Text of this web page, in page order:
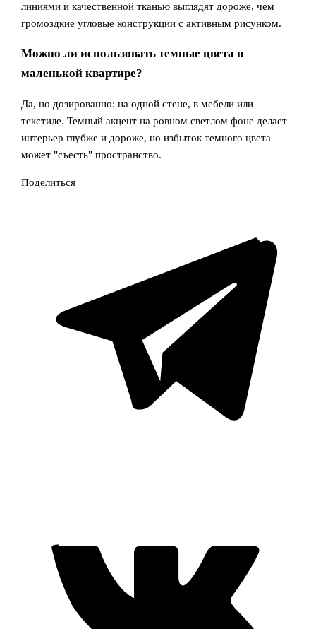
линиями и качественной тканью выглядят дороже, чем
громоздкие угловые конструкции с активным рисунком.
Можно ли использовать темные цвета в
маленькой квартире?
Да, но дозированно: на одной стене, в мебели или
текстиле. Темный акцент на ровном светлом фоне делает
интерьер глубже и дороже, но избыток темного цвета
может "съесть" пространство.
Поделиться